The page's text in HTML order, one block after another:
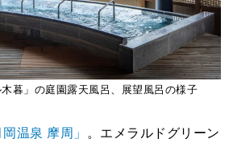
暮」の庭園露天風呂、展望風呂の様子
岡温泉 摩周」 。エメラルドグリーン